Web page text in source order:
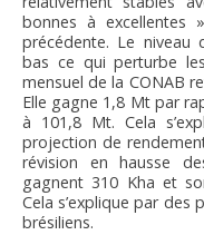
bonnes à
précédente. Le niveau
bas ce qui perturbe
mensuel de la CONAB
Elle gagne 1,8 Mt par
à 101,8 Mt. Cela
projection de
révision en hausse
gagnent 310 Kha et
Cela s’explique par
brésiliens.